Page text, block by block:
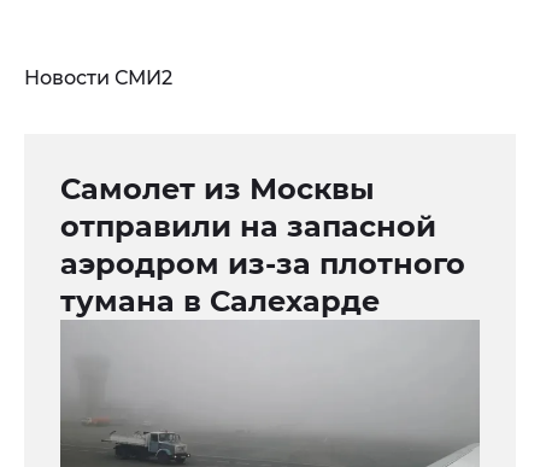
Новости СМИ2
Самолет из Москвы
отправили на запасной
аэродром из-за плотного
тумана в Салехарде